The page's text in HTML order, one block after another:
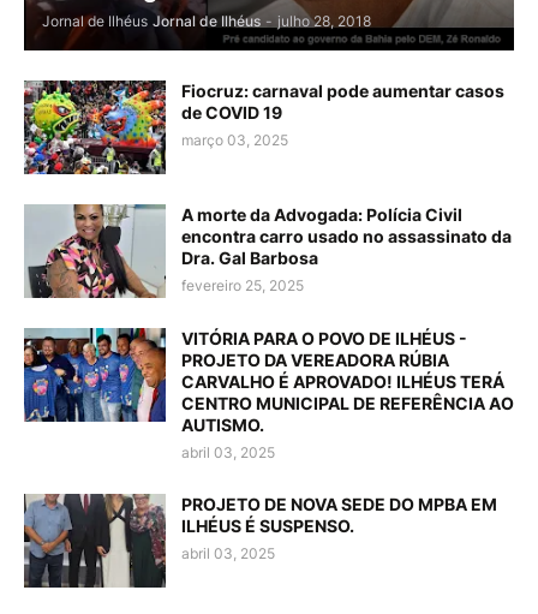
Jornal de Ilhéus Jornal de Ilhéus - julho 28, 2018
Fiocruz: carnaval pode aumentar casos
de COVID 19
março 03, 2025
A morte da Advogada: Polícia Civil
encontra carro usado no assassinato da
Dra. Gal Barbosa
fevereiro 25, 2025
VITÓRIA PARA O POVO DE ILHÉUS -
PROJETO DA VEREADORA RÚBIA
CARVALHO É APROVADO! ILHÉUS TERÁ
CENTRO MUNICIPAL DE REFERÊNCIA AO
AUTISMO.
abril 03, 2025
PROJETO DE NOVA SEDE DO MPBA EM
ILHÉUS É SUSPENSO.
abril 03, 2025